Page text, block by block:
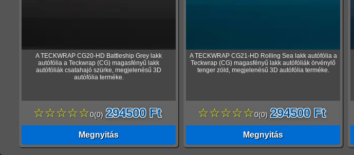
A TECKWRAP CG20-HD Battleship Grey lakk
autófólia a Teckwrap (CG) magasfényű lakk
autófóliák csatahajó szürke, megjelenésű 3D
autófólia terméke.
☆☆☆☆☆0(0) 294500 Ft
Megnyitás
A TECKWRAP CG21-HD Rolling Sea lakk autófólia a
Teckwrap (CG) magasfényű lakk autófóliák örvénylő
tenger zöld, megjelenésű 3D autófólia terméke.
☆☆☆☆☆0(0) 294500 Ft
Megnyitás